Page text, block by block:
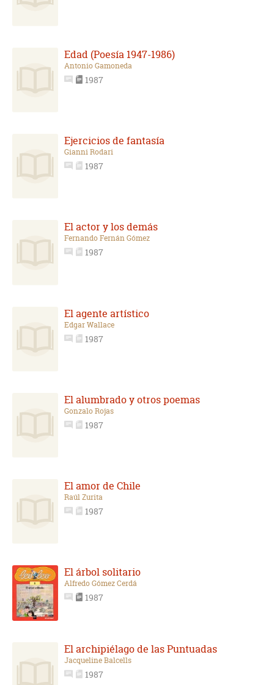
Edad (Poesía 1947-1986)
Antonio Gamoneda
1987
Ejercicios de fantasía
Gianni Rodari
1987
El actor y los demás
Fernando Fernán Gómez
1987
El agente artístico
Edgar Wallace
1987
El alumbrado y otros poemas
Gonzalo Rojas
1987
El amor de Chile
Raúl Zurita
1987
El árbol solitario
Alfredo Gómez Cerdá
1987
El archipiélago de las Puntuadas
Jacqueline Balcells
1987